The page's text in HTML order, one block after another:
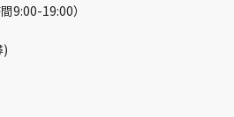
9:00-19:00）
)